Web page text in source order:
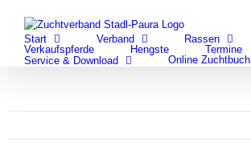
springen
facebook
youtube
Start Verband
Rassen
Verkaufspferde
Hengste
Termine
Service & Download
Online Zuchtbuch